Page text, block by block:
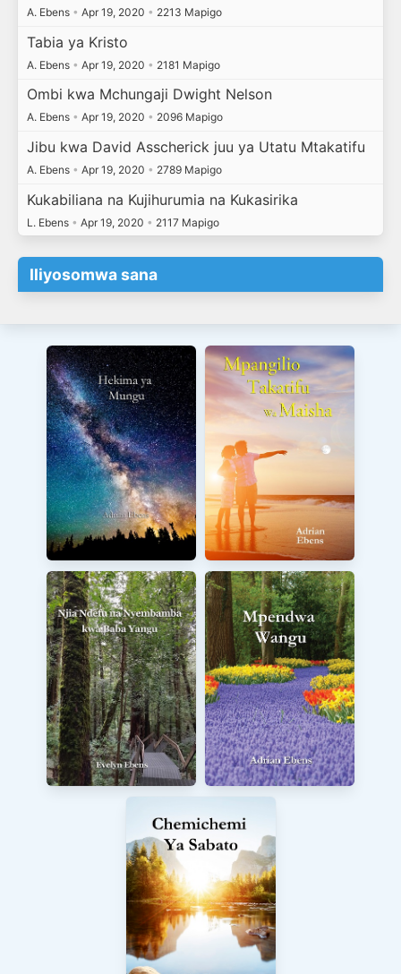
A. Ebens • Apr 19, 2020 • 2213 Mapigo
Tabia ya Kristo
A. Ebens • Apr 19, 2020 • 2181 Mapigo
Ombi kwa Mchungaji Dwight Nelson
A. Ebens • Apr 19, 2020 • 2096 Mapigo
Jibu kwa David Asscherick juu ya Utatu Mtakatifu
A. Ebens • Apr 19, 2020 • 2789 Mapigo
Kukabiliana na Kujihurumia na Kukasirika
L. Ebens • Apr 19, 2020 • 2117 Mapigo
Iliyosomwa sana